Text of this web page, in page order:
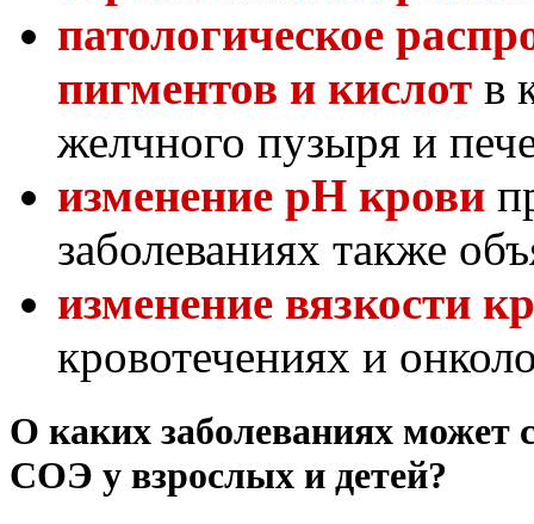
патологическое
пигментов и кислот в
желчного пузыря и
изменение рН крови
заболеваниях также
изменение вязкости
кровотечениях и
О каких заболеваниях может
СОЭ у взрослых и детей?